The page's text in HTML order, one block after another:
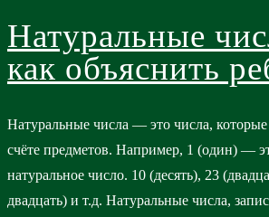
Натуральные
как объяснить
Натуральные числа — это числа,
счёте предметов. Например, 1 (один) —
натуральное число. 10 (десять), 23
двадцать) и т.д. Натуральные числа,